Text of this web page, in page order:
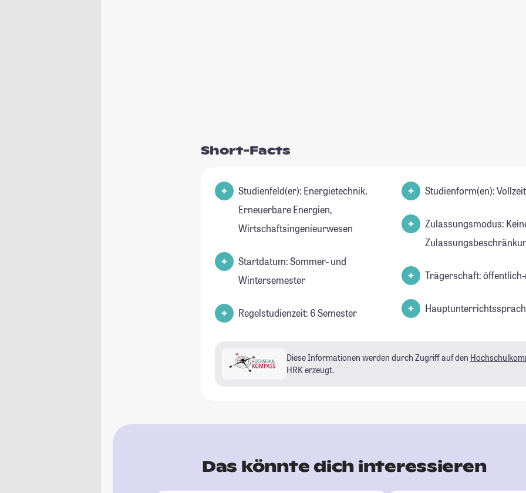
Short-Facts
Studienfeld(er): Energietechnik,
Erneuerbare Energien,
Wirtschaftsingenieurwesen
Startdatum: Sommer- und
Wintersemester
Regelstudienzeit: 6 Semester
Studienform(en):
Zulassungsmodus:
Trägerschaft:
Diese Informationen werden durch Zugriff auf den
HRK erzeugt.
Das könnte dich interessieren